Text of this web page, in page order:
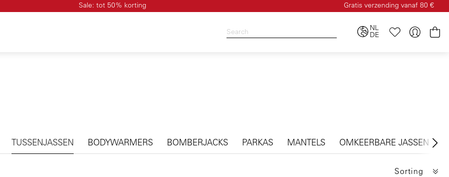
Sale: tot 50% korting Gratis verzending vanaf 80 €
NL
DE
TUSSENJASSEN BODYWARMERS BOMBERJACKS PARKAS MANTELS OMKEERBARE JASSEN
Sorting